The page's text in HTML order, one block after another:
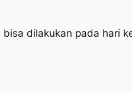
dilakukan pada hari